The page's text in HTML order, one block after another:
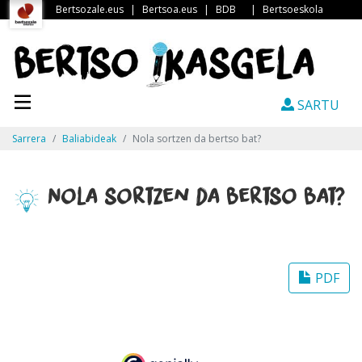
Bertsozale.eus | Bertsoa.eus | BDB | Bertsoeskola
SARTU
Sarrera Baliabideak Nola sortzen da bertso bat?
Nola sortzen da bertso bat?
PDF